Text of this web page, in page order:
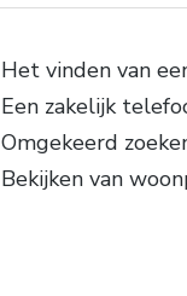
Het vinden van
Een zakelijk
Omgekeerd
Bekijken van